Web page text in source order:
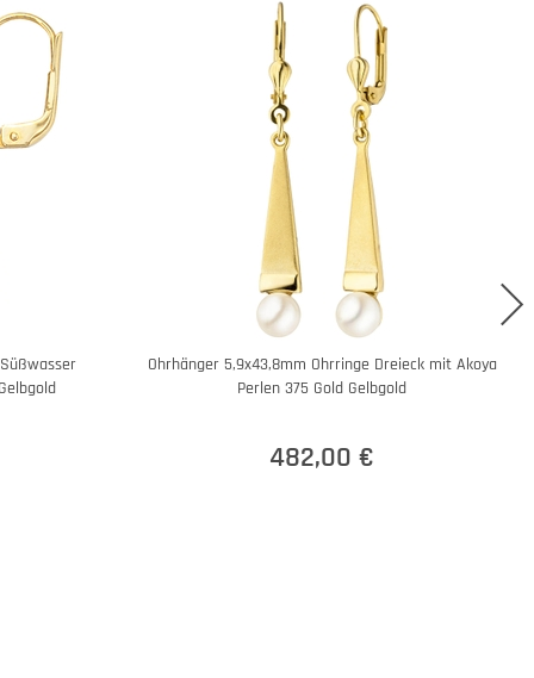
Ohrhänger 5,9x43,8mm Ohrringe Dreieck mit Akoya
Perlen 375 Gold Gelbgold
482,00 €